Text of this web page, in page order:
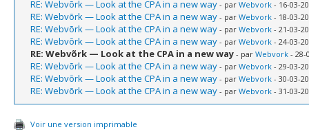
RE: Webvõrk — Look at the CPA in a new way - par Webvork - 16-03-
RE: Webvõrk — Look at the CPA in a new way - par Webvork - 18-03-
RE: Webvõrk — Look at the CPA in a new way - par Webvork - 21-03-
RE: Webvõrk — Look at the CPA in a new way - par Webvork - 24-03-
RE: Webvõrk — Look at the CPA in a new way - par Webvork - 28-
RE: Webvõrk — Look at the CPA in a new way - par Webvork - 29-03-
RE: Webvõrk — Look at the CPA in a new way - par Webvork - 30-03-
RE: Webvõrk — Look at the CPA in a new way - par Webvork - 31-03-
Voir une version imprimable